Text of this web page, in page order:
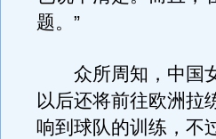
题。”
众所周知，中国女
以后还将前往欧洲拉
响到球队的训练，不